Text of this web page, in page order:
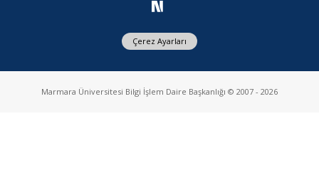
Çerez Ayarları
Marmara Üniversitesi Bilgi İşlem Daire Başkanlığı © 2007 - 2026